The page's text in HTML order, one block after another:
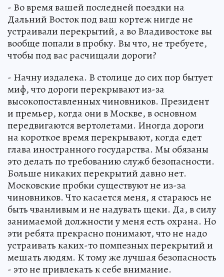
- Во время вашей последней поездки на
Дальний Восток под ваш кортеж нигде не
устраивали перекрытий, а во Владивостоке вы
вообще попали в пробку. Вы что, не требуете,
чтобы под вас расчищали дороги?
- Начну издалека. В столице до сих пор бытует
миф, что дороги перекрывают из-за
высокопоставленных чиновников. Президент
и премьер, когда они в Москве, в основном
передвигаются вертолетами. Иногда дороги
на короткое время перекрывают, когда едет
глава иностранного государства. Мы обязаны
это делать по требованию служб безопасности.
Больше никаких перекрытий давно нет.
Московские пробки существуют не из-за
чиновников. Что касается меня, я стараюсь не
быть чванливым и не надувать щеки. Да, в силу
занимаемой должности у меня есть охрана. Но
эти ребята прекрасно понимают, что не надо
устраивать каких-то помпезных перекрытий и
мешать людям. К тому же лучшая безопасность
- это не привлекать к себе внимание.